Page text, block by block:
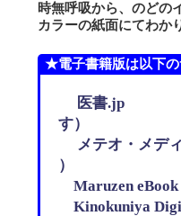
時無呼吸から、のどの
カラーの紙面にてわか
★電子書籍版は以下
医書.jp
す）
メテオ・メデ
）
Maruzen
Kinokuniya